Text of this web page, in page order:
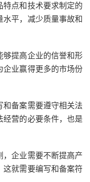
点和技术要求制定的
平，减少质量事故和
够提高企业的信誉和形
企业赢得更多的市场份
备案需要遵守相关法
营的必要条件，也是
，企业需要不断提高产
这就需要编写和备案符